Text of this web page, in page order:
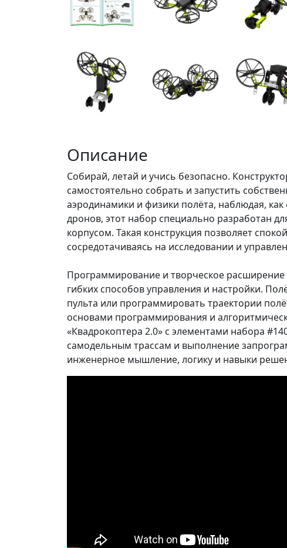
Описание
Собирай, летай и учись безопасно.
самостоятельно собрать и запустить
аэродинамики и физики полёта, наблюдая,
дронов, этот набор специально разработан
корпусом. Такая конструкция позволяет
сосредотачиваясь на исследовании и
Программирование и творческое
гибких способов управления и настройки.
пульта или программировать траектории
основами программирования и
«Квадрокоптера 2.0» с элементами набора
самодельным трассам и выполнение
инженерное мышление, логику и навыки